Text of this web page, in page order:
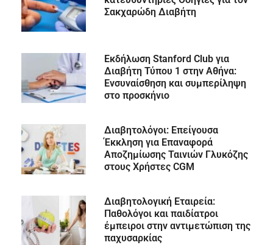
Σακχαρώδη Διαβήτη
Εκδήλωση Stanford Club για
Διαβήτη Τύπου 1 στην Αθήνα:
Ενσυναίσθηση και συμπερίληψη
στο προσκήνιο
Διαβητολόγοι: Επείγουσα
Έκκληση για Επαναφορά
Αποζημίωσης Ταινιών Γλυκόζης
στους Χρήστες CGM
Διαβητολογική Εταιρεία:
Παθολόγοι και παιδίατροι
έμπειροι στην αντιμετώπιση της
παχυσαρκίας